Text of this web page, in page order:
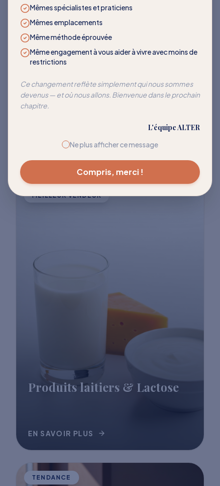
Mêmes spécialistes et praticiens
Mêmes emplacements
Même méthode éprouvée
Même engagement à vous aider à vivre avec moins de
restrictions
Ce changement reflète simplement qui nous sommes
devenus — et où nous allons. Bienvenue dans le prochain
chapitre.
L'équipe ALTER
Ne plus afficher ce message
Compris, merci !
LES PLUS DEMANDÉS
Des programmes qui
transforment
Rejoignez des milliers de clients qui ont
réussi à réentraîner leur corps pour cesser
de réagir à ces déclencheurs courants.
Explorer tous les programmes
MEILLEUR VENDEUR
Produits laitiers & Lactose
EN SAVOIR PLUS
TENDANCE